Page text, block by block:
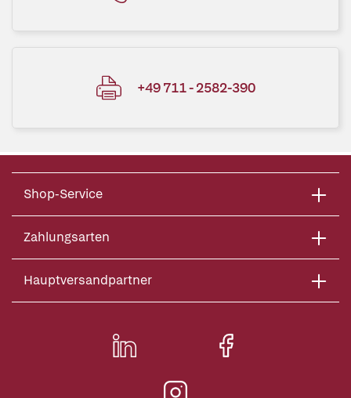
+49 711 - 2582-390
Shop-Service
Zahlungsarten
Hauptversandpartner